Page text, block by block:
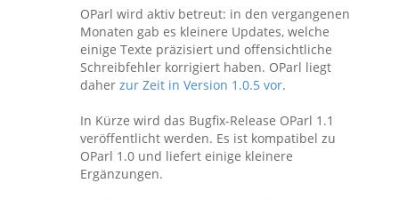
OParl wird aktiv betreut: in den vergangenen
Monaten gab es kleinere Updates, welche
einige Texte präzisiert und offensichtliche
Schreibfehler korrigiert haben. OParl liegt
daher zur Zeit in Version 1.0.5 vor.
In Kürze wird das Bugfix-Release OParl 1.1
veröffentlicht werden. Es ist kompatibel zu
OParl 1.0 und liefert einige kleinere
Ergänzungen.